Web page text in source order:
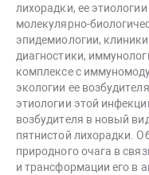
лихорадки, ее
молекулярно-
эпидемиологии,
диагностики,
комплексе с
экологии ее
этиологии этой
возбудителя в новый
пятнистой лихорадки.
природного очага в
и трансформации его в